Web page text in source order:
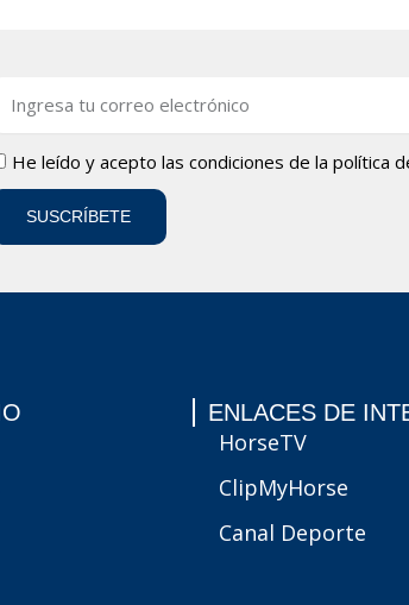
He leído y acepto las condiciones de lapolítica
SUSCRÍBETE
ENLACES DE
HorseTV
ClipMyHorse
Canal Deporte